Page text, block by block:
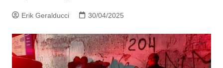
Erik Geralducci 30/04/2025